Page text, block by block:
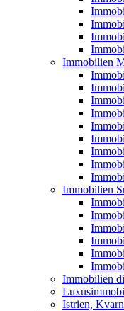
Immobilien
Immobilien
Immobilien
Istrien,